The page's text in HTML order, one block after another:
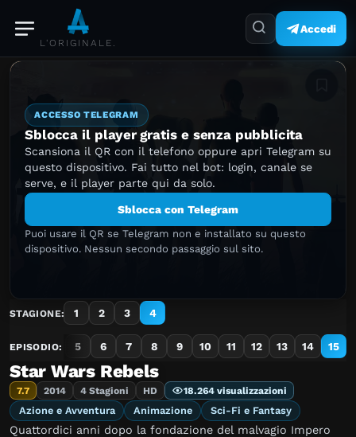
L'ORIGINALE.
Accedi
ACCESSO TELEGRAM
Sblocca il player gratis e senza pubblicita
Scansiona il QR con il telefono oppure apri Telegram su
questo dispositivo. Fai tutto nel bot: login, canale se
serve, e il player parte qui da solo.
Sblocca con Telegram
Puoi usare il QR se Telegram non e installato su questo
dispositivo. Nessun secondo passaggio sul sito.
STAGIONE: 1 2 3 4
EPISODIO:
3 4 5 6 7 8 9 10 11 12 13 14 15
Star Wars Rebels
7.7 2014 4 Stagioni HD 18.264 visualizzazioni
Azione e Avventura Animazione Sci-Fi e Fantasy
Quattordici anni dopo la fondazione del malvagio Impero